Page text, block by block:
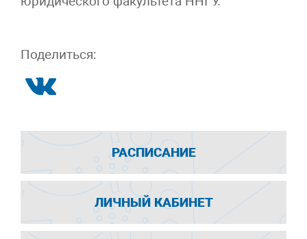
Поделиться:
РАСПИСАНИЕ
ЛИЧНЫЙ КАБИНЕТ